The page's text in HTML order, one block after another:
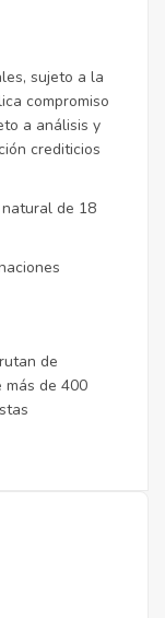
sujeto a la
compromiso
a análisis y
crediticios
de 18
de
más de 400